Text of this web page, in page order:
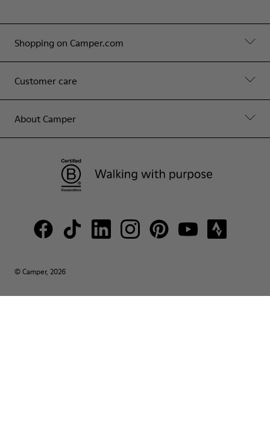
Shopping on Camper.com
Customer care
About Camper
© Camper, 2026